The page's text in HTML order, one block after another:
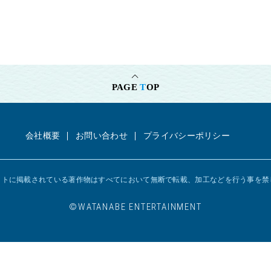
PAGETOP
会社概要 お問い合わせ プライバシーポリシー
に掲載されている著作物はすべてにおいて無断で転載、加工などを行う事を
©︎WATANABE ENTERTAINMENT